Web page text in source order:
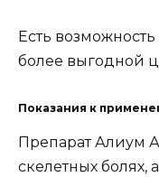
Есть
более выгодной
Показания к
Препарат Алиум
скелетных болях,